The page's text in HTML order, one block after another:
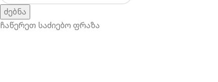
ძებნა
ჩაწერეთ საძიებო ფრაზა